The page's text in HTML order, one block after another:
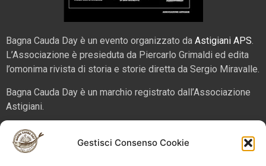
Gestisci Consenso Cookie
Bagna Cauda Day è un evento organizzato da Astigiani APS.
L’Associazione è presieduta da Piercarlo Grimaldi ed edita
l’omonima rivista di storia e storie diretta da Sergio Miravalle.
Bagna Cauda Day è un marchio registrato dall’Associazione
Astigiani.
La nostra sede è in via San Martino 2 (angolo corso Alfieri),
14100 – Asti. Tel. 324 5654070 emailinfo@bagnacaudaday.it